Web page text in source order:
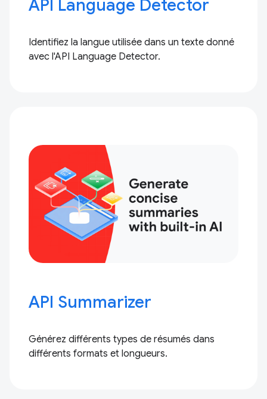
API Language Detector
Identifiez la langue utilisée dans un texte donné
avec l'API Language Detector.
API Summarizer
Générez différents types de résumés dans
différents formats et longueurs.